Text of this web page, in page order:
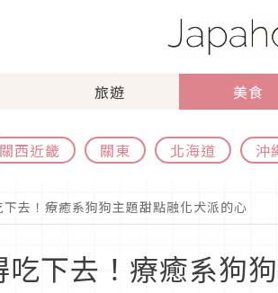
旅遊 美食
關西近畿 關東 北海道 沖
去！療癒系狗狗主題甜點融化犬派的心
下去！療癒系狗